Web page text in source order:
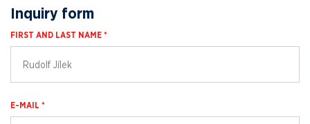
Inquiry form
FIRST AND LAST NAME *
E-MAIL *